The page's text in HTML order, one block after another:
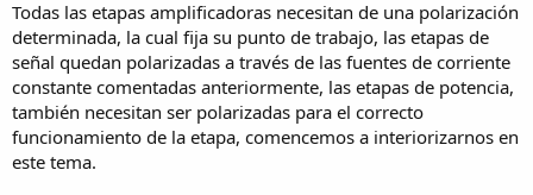
Todas las etapas amplificadoras necesitan de una polarización
determinada, la cual fija su punto de trabajo, las etapas de
señal quedan polarizadas a través de las fuentes de corriente
constante comentadas anteriormente, las etapas de potencia,
también necesitan ser polarizadas para el correcto
funcionamiento de la etapa, comencemos a interiorizarnos en
este tema.